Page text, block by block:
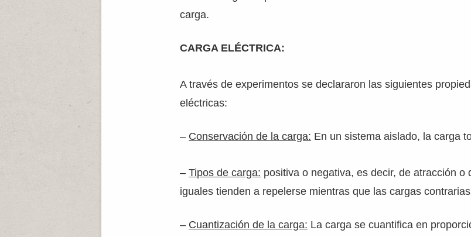
carga.
CARGA ELÉCTRICA:
A través de experimentos se declararon las siguientes
eléctricas:
– Conservación de la carga: En un sistema aislado, la carga
–Tipos de carga: positiva o negativa, es decir, de atracción o
iguales tienden a repelerse mientras que las cargas
– Cuantización de la carga: La carga se cuantifica en